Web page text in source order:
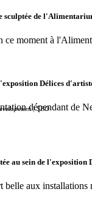
sculptée de
ce moment à
Délices
dépendant de
au sein de
aux
| SEO